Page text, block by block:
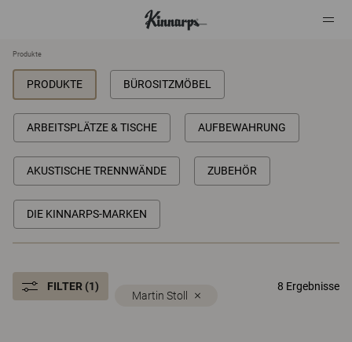
?
?
Produkte
PRODUKTE BÜROSITZMÖBEL
ARBEITSPLÄTZE & TISCHE AUFBEWAHRUNG
AKUSTISCHE TRENNWÄNDE ZUBEHÖR
DIE KINNARPS-MARKEN
FILTER (1)
Martin Stoll
8 Ergebnisse